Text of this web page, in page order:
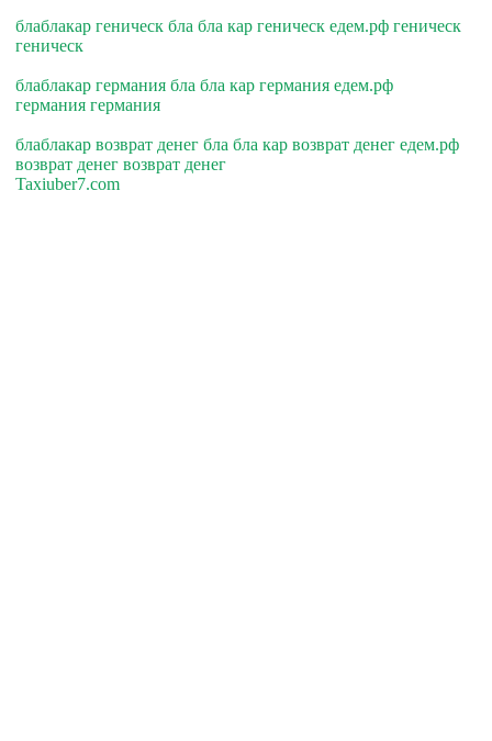
блаблакар геническ бла бла кар геническ едем.рф геническ
геническ
блаблакар германия бла бла кар германия едем.рф
германия германия
блаблакар возврат денег бла бла кар возврат денег едем.рф
возврат денег возврат денег
Taxiuber7.com